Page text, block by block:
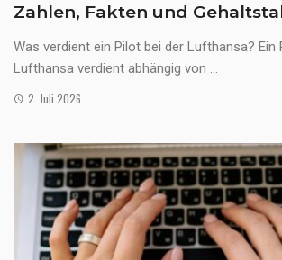
Zahlen, Fakten und
Was verdient ein Pilot bei der Lufthansa? Ein
Lufthansa verdient abhängig von ...
2. Juli 2026